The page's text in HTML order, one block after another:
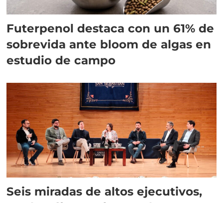
Futerpenol destaca con un 61% de
sobrevida ante bloom de algas en
estudio de campo
Seis miradas de altos ejecutivos,